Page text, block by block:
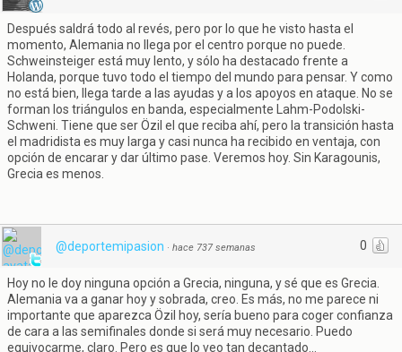
Después saldrá todo al revés, pero por lo que he visto hasta el
momento, Alemania no llega por el centro porque no puede.
Schweinsteiger está muy lento, y sólo ha destacado frente a
Holanda, porque tuvo todo el tiempo del mundo para pensar. Y como
no está bien, llega tarde a las ayudas y a los apoyos en ataque. No se
forman los triángulos en banda, especialmente Lahm-Podolski-
Schweni. Tiene que ser Özil el que reciba ahí, pero la transición hasta
el madridista es muy larga y casi nunca ha recibido en ventaja, con
opción de encarar y dar último pase. Veremos hoy. Sin Karagounis,
Grecia es menos.
0
@deportemipasion · hace 737 semanas
Hoy no le doy ninguna opción a Grecia, ninguna, y sé que es Grecia.
Alemania va a ganar hoy y sobrada, creo. Es más, no me parece ni
importante que aparezca Özil hoy, sería bueno para coger confianza
de cara a las semifinales donde si será muy necesario. Puedo
equivocarme, claro. Pero es que lo veo tan decantado...